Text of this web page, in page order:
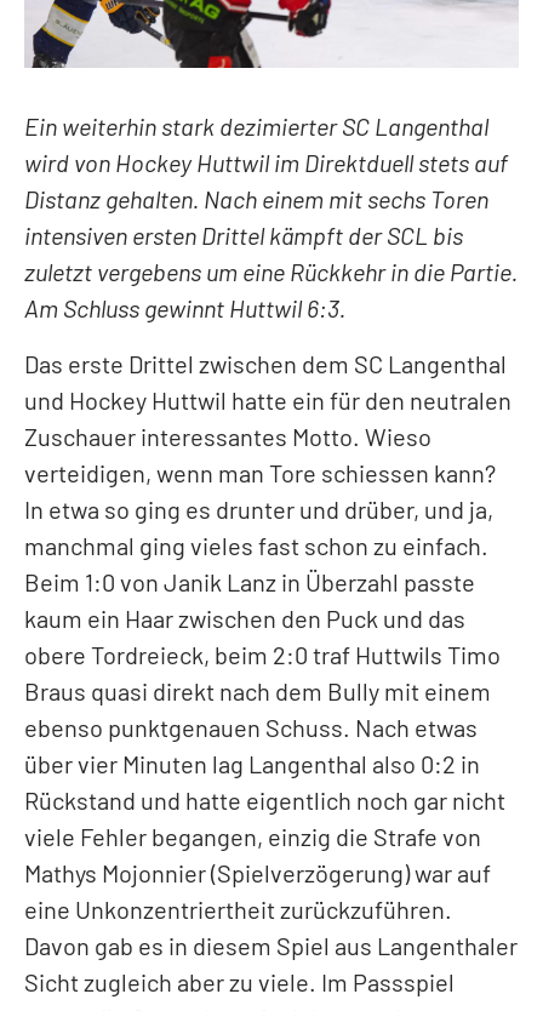
PRIVATE CLUB
Mitglieder
Anlässe
LEGENDEN
Ein weiterhin stark dezimierter SC Langenthal
wird von Hockey Huttwil im Direktduell stets auf
Distanz gehalten. Nach einem mit sechs Toren
intensiven ersten Drittel kämpft der SCL bis
zuletzt vergebens um eine Rückkehr in die Partie.
Am Schluss gewinnt Huttwil 6:3.
Das erste Drittel zwischen dem SC Langenthal
und Hockey Huttwil hatte ein für den neutralen
Zuschauer interessantes Motto. Wieso
verteidigen, wenn man Tore schiessen kann?
In etwa so ging es drunter und drüber, und ja,
manchmal ging vieles fast schon zu einfach.
Beim 1:0 von Janik Lanz in Überzahl passte
kaum ein Haar zwischen den Puck und das
obere Tordreieck, beim 2:0 traf Huttwils Timo
Braus quasi direkt nach dem Bully mit einem
ebenso punktgenauen Schuss. Nach etwas
über vier Minuten lag Langenthal also 0:2 in
Rückstand und hatte eigentlich noch gar nicht
viele Fehler begangen, einzig die Strafe von
Mathys Mojonnier (Spielverzögerung) war auf
eine Unkonzentriertheit zurückzuführen.
Davon gab es in diesem Spiel aus Langenthaler
Sicht zugleich aber zu viele. Im Passspiel